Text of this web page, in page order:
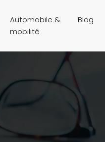
Automobile &
mobilité
Blog